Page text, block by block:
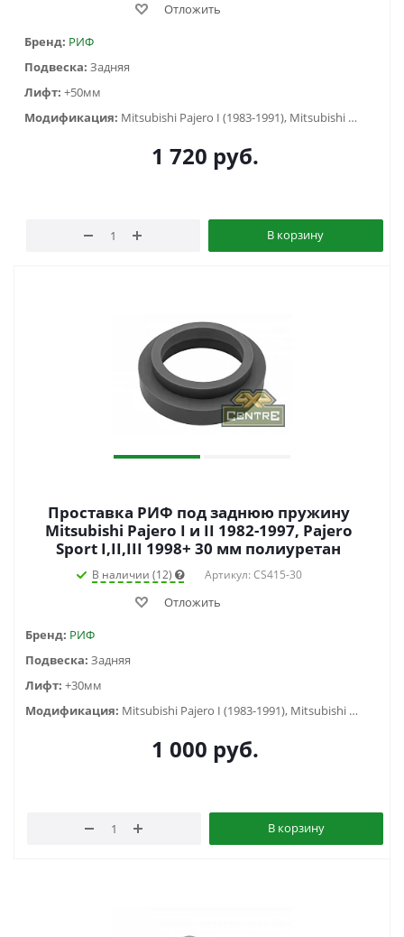
Отложить
Бренд: РИФ
Подвеска: Задняя
Лифт: +50мм
Модификация:
Mitsubishi Pajero I (1983-1991), Mitsubishi Pajero II (1991-1999) , Mitsubishi Pajero Sport I (1998-2006), Mitsubishi Pajero Sport II (2009-2015), Mitsubishi Pajero Sport III (2015-...)
1 720 руб.
В корзину
Проставка РИФ под заднюю пружину
Mitsubishi Pajero I и II 1982-1997, Pajero
Sport I,II,III 1998+ 30 мм полиуретан
В наличии (12) Артикул: CS415-30
Отложить
Бренд: РИФ
Подвеска: Задняя
Лифт: +30мм
Модификация:
Mitsubishi Pajero I (1983-1991), Mitsubishi Pajero II (1991-1999) , Mitsubishi Pajero Sport I (1998-2006), Mitsubishi Pajero Sport II (2009-2015), Mitsubishi Pajero Sport III (2015-...)
1 000 руб.
В корзину